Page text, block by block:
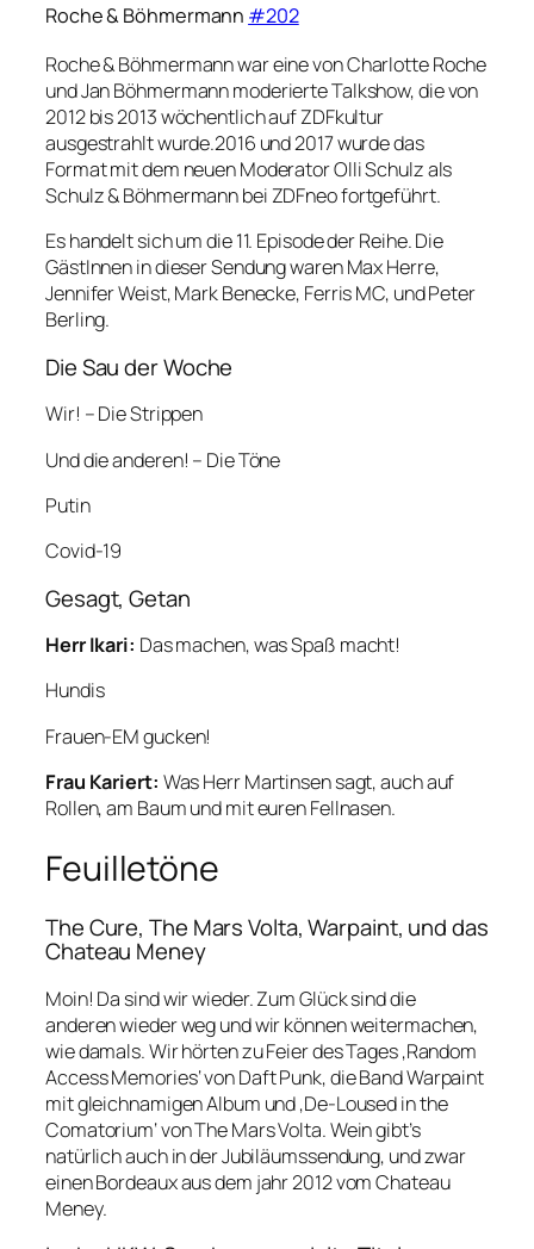
Roche & Böhmermann #202
Roche & Böhmermann war eine von Charlotte Roche
und Jan Böhmermann moderierte Talkshow, die von
2012 bis 2013 wöchentlich auf ZDFkultur
ausgestrahlt wurde.2016 und 2017 wurde das
Format mit dem neuen Moderator Olli Schulz als
Schulz & Böhmermann bei ZDFneo fortgeführt.
Es handelt sich um die 11. Episode der Reihe. Die
GästInnen in dieser Sendung waren Max Herre,
Jennifer Weist, Mark Benecke, Ferris MC, und Peter
Berling.
Die Sau der Woche
Wir! – Die Strippen
Und die anderen! – Die Töne
Putin
Covid-19
Gesagt, Getan
Herr Ikari: Das machen, was Spaß macht!
Hundis
Frauen-EM gucken!
Frau Kariert: Was Herr Martinsen sagt, auch auf
Rollen, am Baum und mit euren Fellnasen.
Feuilletöne
The Cure, The Mars Volta, Warpaint, und das
Chateau Meney
Moin! Da sind wir wieder. Zum Glück sind die
anderen wieder weg und wir können weitermachen,
wie damals. Wir hörten zu Feier des Tages ‚Random
Access Memories‘ von Daft Punk, die Band Warpaint
mit gleichnamigen Album und ‚De-Loused in the
Comatorium‘ von The Mars Volta. Wein gibt’s
natürlich auch in der Jubiläumssendung, und zwar
einen Bordeaux aus dem jahr 2012 vom Chateau
Meney.